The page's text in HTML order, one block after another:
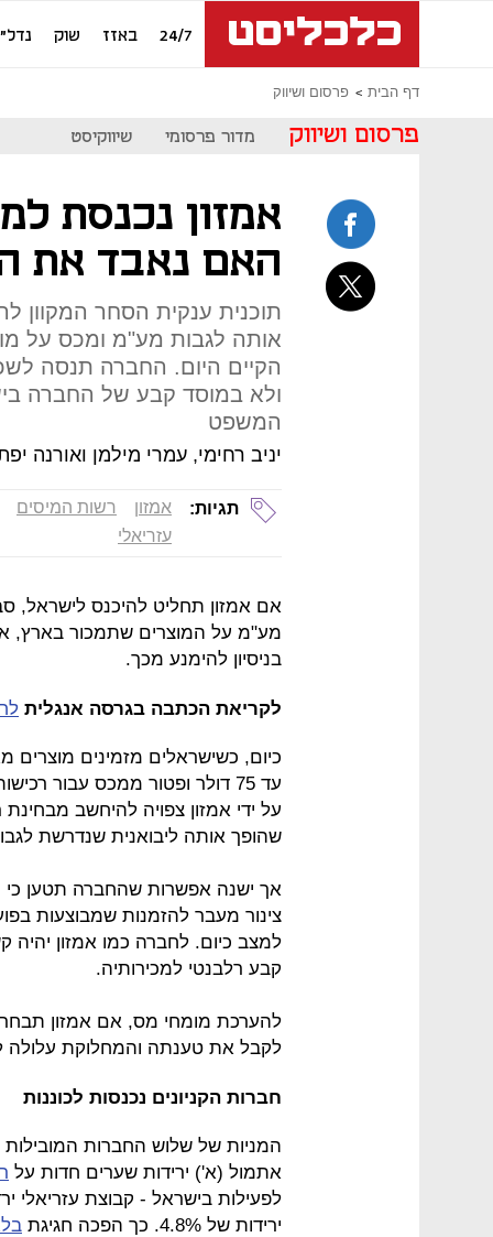
24/7 באזז שוק
דף הבית פרסום ושיווק
פרסום ושיווק מדור פרסומי שיווקיסט
אמזון נכנסת
האם נאבד את
תוכנית ענקית הסחר המקוון
אותה לגבות מע"מ ומכס על
הקיים היום. החברה תנסה
ולא במוסד קבע של החברה
המשפט
יניב רחימי, עמרי מילמן ואורנה
תגיות: אמזון
רשות המיסים
עזריאלי
אם אמזון תחליט להיכנס לישראל,
מע"מ על המוצרים שתמכור בארץ,
בניסיון להימנע מכך.
לקריאת הכתבה בגרסה אנגלית
כיום, כשישראלים מזמינים
על ידי אמזון צפויה להיחשב
שהופך אותה ליבואנית שנדרשת
אך ישנה אפשרות שהחברה תטען
צינור מעבר להזמנות שמבוצעות
למצב כיום. לחברה כמו אמזון
קבע רלבנטי למכירותיה.
להערכת מומחי מס, אם אמזון
לקבל את טענתה והמחלוקת עלולה
חברות הקניונים נכנסות לכוננות
המניות של שלוש החברות
אתמול (א') ירידות שערים חדות על
ירידות של 4.8%. כך הפכה חגיגת